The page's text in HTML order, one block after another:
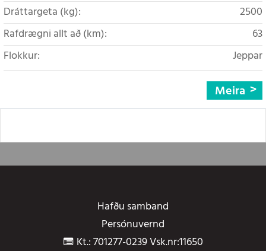
Dráttargeta (kg):
2500
Rafdrægni allt að (km):
63
Flokkur:
Jeppar
Meira
Hafðu samband
Persónuvernd
Kt.: 701277-0239 Vsk.nr:11650